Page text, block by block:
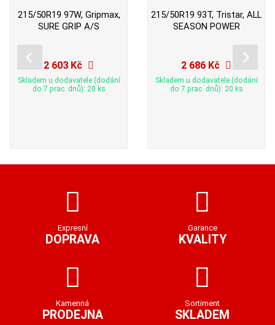
215/50R19 97W, Gripmax,
SURE GRIP A/S
2 603 Kč
Skladem u dodavatele (dodání
do 7 prac. dnů): 20 ks
215/50R19 93T, Tristar, ALL
SEASON POWER
2 686 Kč
Skladem u dodavatele (dodání
do 7 prac. dnů): 20 ks
Expresní
DOPRAVA
Garance
KVALITY
Kamenná
PRODEJNA
Sortiment
SKLADEM